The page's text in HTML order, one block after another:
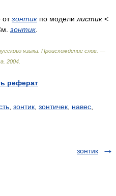
отзонтик по модели листик <
зонтик
языка. Происхождение слов. —
2004
реферат
зонтик зонтичек навес
зонтик